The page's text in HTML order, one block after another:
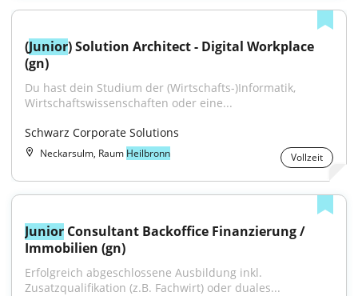
(Junior) Solution Architect - Digital Workplace
(gn)
Du hast dein Studium der (Wirtschafts-)Informatik,
Wirtschaftswissenschaften oder eine...
Schwarz Corporate Solutions
Neckarsulm, Raum Heilbronn Vollzeit
Junior Consultant Backoffice Finanzierung /
Immobilien (gn)
Erfolgreich abgeschlossene Ausbildung inkl.
Zusatzqualifikation (z.B. Fachwirt) oder duales...